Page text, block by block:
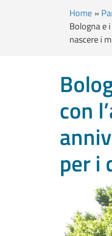
Home »
Bologna e
nascere i
con
per i